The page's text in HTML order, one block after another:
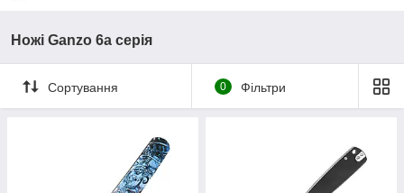
Ножі Ganzo 6а серія
Сортування 0 Фільтри